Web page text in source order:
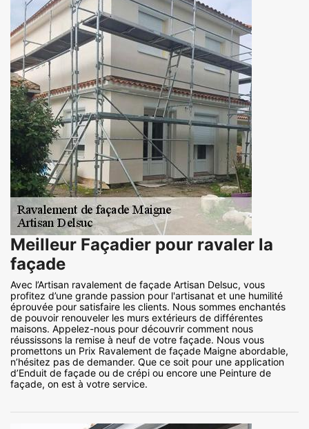
Meilleur Façadier pour ravaler la
façade
Avec l’Artisan ravalement de façade Artisan Delsuc, vous
profitez d’une grande passion pour l'artisanat et une humilité
éprouvée pour satisfaire les clients. Nous sommes enchantés
de pouvoir renouveler les murs extérieurs de différentes
maisons. Appelez-nous pour découvrir comment nous
réussissons la remise à neuf de votre façade. Nous vous
promettons un Prix Ravalement de façade Maigne abordable,
n’hésitez pas de demander. Que ce soit pour une application
d’Enduit de façade ou de crépi ou encore une Peinture de
façade, on est à votre service.